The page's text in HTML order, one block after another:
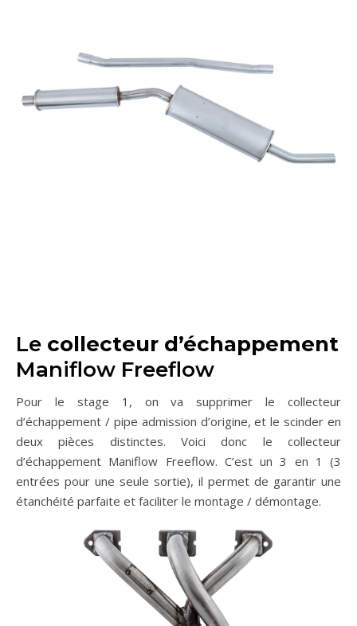
Le collecteur d’échappement
Maniflow Freeflow
Pour le stage 1, on va supprimer le collecteur
d’échappement / pipe admission d’origine, et le scinder en
deux pièces distinctes. Voici donc le collecteur
d’échappement Maniflow Freeflow. C’est un 3 en 1 (3
entrées pour une seule sortie), il permet de garantir une
étanchéité parfaite et faciliter le montage / démontage.